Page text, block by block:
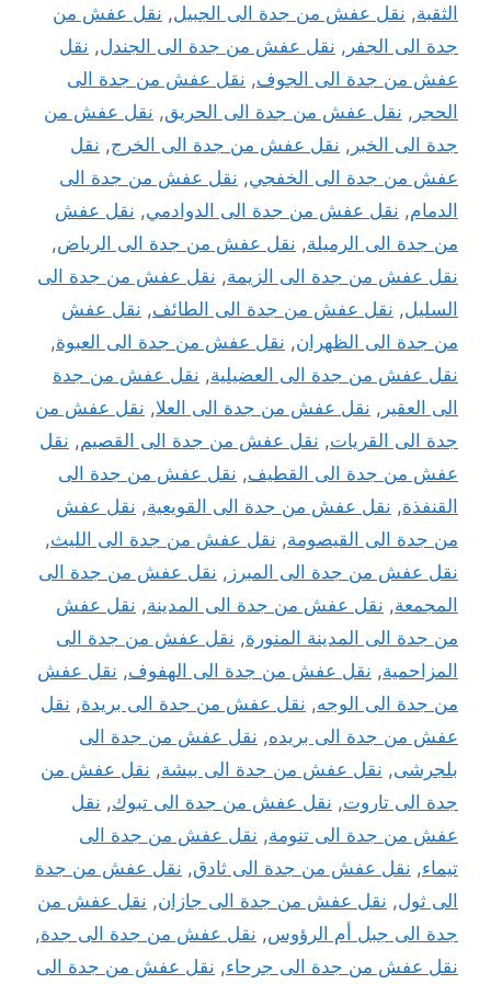
الثقبة, نقل عفش من جدة الى الجبيل, نقل عفش من
جدة الى الجفر , نقل عفش من جدة الى الجندل, نقل
عفش من جدة الى الجوف, نقل عفش من جدة الى
الحجر , نقل عفش من جدة الى الحريق, نقل عفش من
جدة الى الخبر , نقل عفش من جدة الى الخرج, نقل
عفش من جدة الى الخفجي, نقل عفش من جدة الى
الدمام, نقل عفش من جدة الى الدوادمي, نقل عفش
من جدة الى الرميلة, نقل عفش من جدة الى الرياض,
نقل عفش من جدة الى الزيمة, نقل عفش من جدة الى
السليل, نقل عفش من جدة الى الطائف, نقل عفش
من جدة الى الظهران, نقل عفش من جدة الى العبوة,
نقل عفش من جدة الى العضيلية, نقل عفش من جدة
الى العقير , نقل عفش من جدة الى العلا, نقل عفش من
جدة الى القريات, نقل عفش من جدة الى القصيم, نقل
عفش من جدة الى القطيف, نقل عفش من جدة الى
القنفذة, نقل عفش من جدة الى القويعية, نقل عفش
من جدة الى القيصومة, نقل عفش من جدة الى الليث,
نقل عفش من جدة الى المبرز , نقل عفش من جدة الى
المجمعة, نقل عفش من جدة الى المدينة, نقل عفش
من جدة الى المدينة المنورة, نقل عفش من جدة الى
المزاحمية, نقل عفش من جدة الى الهفوف, نقل عفش
من جدة الى الوجه, نقل عفش من جدة الى بريدة, نقل
عفش من جدة الى بريده, نقل عفش من جدة الى
بلجرشى, نقل عفش من جدة الى بيشة, نقل عفش من
جدة الى تاروت, نقل عفش من جدة الى تبوك, نقل
عفش من جدة الى تنومة, نقل عفش من جدة الى
تيماء, نقل عفش من جدة الى ثادق, نقل عفش من جدة
الى ثول, نقل عفش من جدة الى جازان, نقل عفش من
جدة الى جبل أم الرؤوس, نقل عفش من جدة الى جدة,
نقل عفش من جدة الى جرحاء, نقل عفش من جدة الى